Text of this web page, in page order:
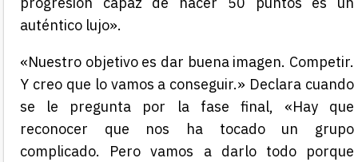
auténtico lujo».
«Nuestro objetivo es dar buena imagen. Competir.
Y creo que lo vamos a conseguir.» Declara cuando
se le pregunta por la fase final, «Hay que
reconocer que nos ha tocado un grupo
complicado. Pero vamos a darlo todo porque